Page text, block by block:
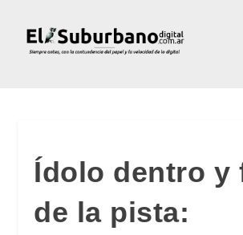
Ídolo dentro y
de la pista: